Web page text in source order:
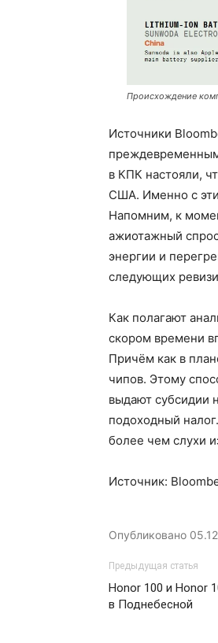
Происхождение
Источники
в КПК настояли,
США. Именно с
Напомним, к
ажиотажный
энергии и
следующих
Как полагают
скором времени
Причём как в
чипов. Этому
выдают субсидии
подоходный
более чем слухи
Источник:
Опубликовано
Предыдущая статья
Honor 100 и Honor
в Поднебесной